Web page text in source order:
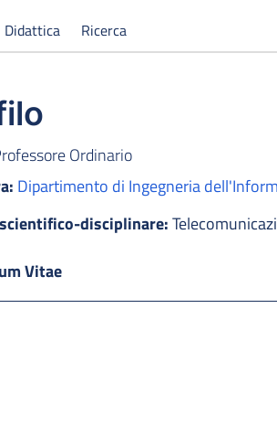
Didattica Ricerca
Ordinario
Dipartimento di Ingegneria
disciplinare:
Vitae